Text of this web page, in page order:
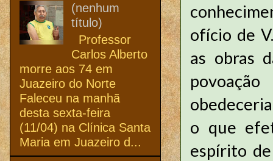
ofício de
as obras
o que
espírito
(nenhum
título)
Professor
Carlos Alberto
morre aos 74 em
Juazeiro do Norte
Faleceu na manhã
desta sexta-feira
(11/04) na Clínica Santa
Maria em Juazeiro d...